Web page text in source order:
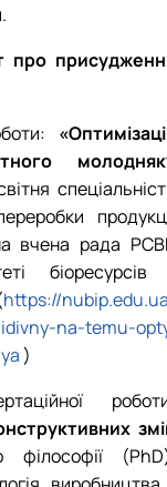
про
вчена рада
біоресурсів
https://
na-temu-
)
філософії